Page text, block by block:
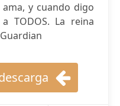
y cuando digo
TODOS. La reina